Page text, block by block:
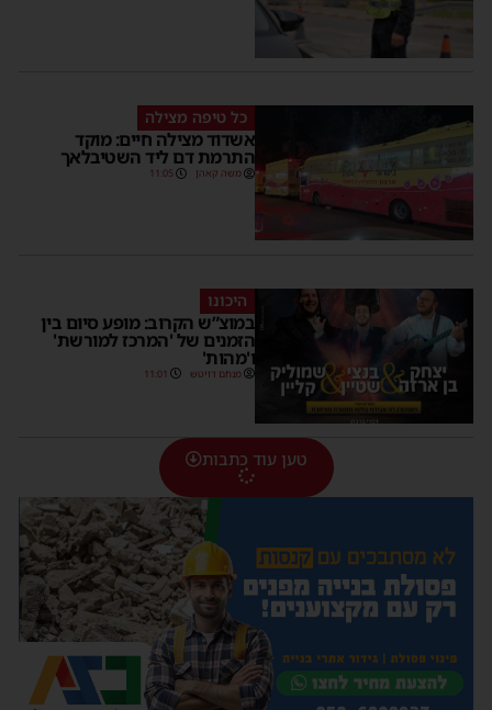
כל טיפה מצילה
אשדוד מצילה חיים: מוקד
התרמת דם ליד השטיבלאך
משה קאהן 11:05
היכונו
במוצ”ש הקרוב: מופע סיום בין
הזמנים של 'המרכז למורשת'
ו'מהות'
מנחם דויטש 11:01
טען עוד כתבות